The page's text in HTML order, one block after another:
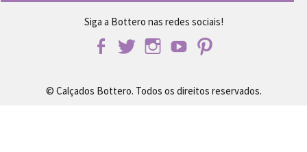
Siga a Bottero nas redes sociais!
© Calçados Bottero. Todos os direitos reservados.